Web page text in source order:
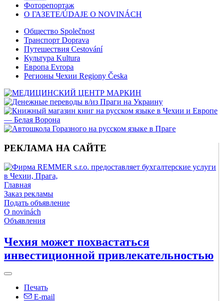
Фоторепортаж
О ГАЗЕТЕ/ÚDAJE O NOVINÁCH
Общество Společnost
Транспорт Doprava
Путешествия Cestování
Культура Kultura
Европа Evropa
Регионы Чехии Regiony Česka
РЕКЛАМА НА САЙТЕ
Главная
Заказ рекламы
Подать объявление
O novinách
Объявления
Чехия может похвастаться
инвестиционной привлекательностью
Печать
E-mail